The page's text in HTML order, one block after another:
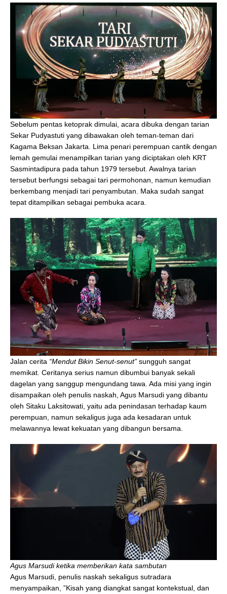
Sebelum pentas ketoprak dimulai, acara dibuka dengan tarian
Sekar Pudyastuti yang dibawakan oleh teman-teman dari
Kagama Beksan Jakarta. Lima penari perempuan cantik dengan
lemah gemulai menampilkan tarian yang diciptakan oleh KRT
Sasmintadipura pada tahun 1979 tersebut. Awalnya tarian
tersebut berfungsi sebagai tari permohonan, namun kemudian
berkembang menjadi tari penyambutan. Maka sudah sangat
tepat ditampilkan sebagai pembuka acara.
Jalan cerita “Mendut Bikin Senut-senut” sungguh sangat
memikat. Ceritanya serius namun dibumbui banyak sekali
dagelan yang sanggup mengundang tawa. Ada misi yang ingin
disampaikan oleh penulis naskah, Agus Marsudi yang dibantu
oleh Sitaku Laksitowati, yaitu ada penindasan terhadap kaum
perempuan, namun sekaligus juga ada kesadaran untuk
melawannya lewat kekuatan yang dibangun bersama.
Agus Marsudi ketika memberikan kata sambutan
Agus Marsudi, penulis naskah sekaligus sutradara
menyampaikan, ”Kisah yang diangkat sangat kontekstual, dan